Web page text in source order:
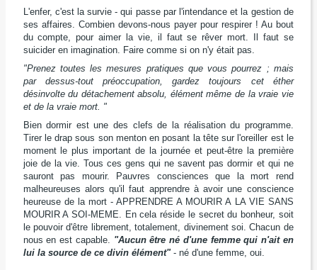
L'enfer, c'est la survie - qui passe par l'intendance et la gestion de
ses affaires. Combien devons-nous payer pour respirer ! Au bout
du compte, pour aimer la vie, il faut se rêver mort. Il faut se
suicider en imagination. Faire comme si on n'y était pas.
"Prenez toutes les mesures pratiques que vous pourrez ; mais
par dessus-tout préoccupation, gardez toujours cet éther
désinvolte du détachement absolu, élément même de la vraie vie
et de la vraie mort. "
Bien dormir est une des clefs de la réalisation du programme.
Tirer le drap sous son menton en posant la tête sur l'oreiller est le
moment le plus important de la journée et peut-être la première
joie de la vie. Tous ces gens qui ne savent pas dormir et qui ne
sauront pas mourir. Pauvres consciences que la mort rend
malheureuses alors qu'il faut apprendre à avoir une conscience
heureuse de la mort - APPRENDRE A MOURIR A LA VIE SANS
MOURIR A SOI-MEME. En cela réside le secret du bonheur, soit
le pouvoir d'être librement, totalement, divinement soi. Chacun de
nous en est capable. "Aucun être né d'une femme qui n'ait en
lui la source de ce divin élément" - né d'une femme, oui.